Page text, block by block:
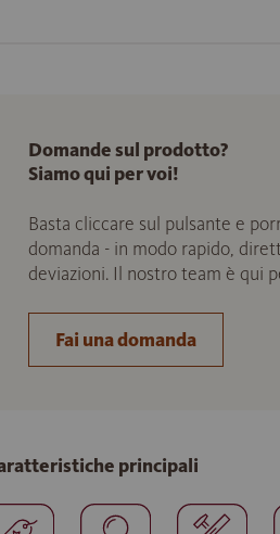
Domande sul prodotto?
Siamo qui per voi!
Basta cliccare sul pulsante e
domanda - in modo rapido,
deviazioni. Il nostro team è qui
Fai una domanda
principali